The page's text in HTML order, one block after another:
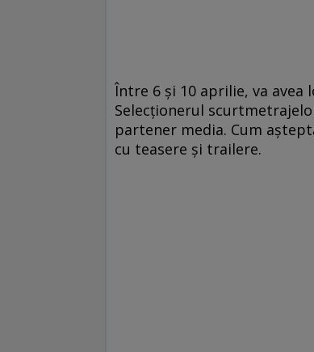
Între 6 şi 10 aprilie, va avea
Selecţionerul
partener media. Cum
cu teasere şi trailere.